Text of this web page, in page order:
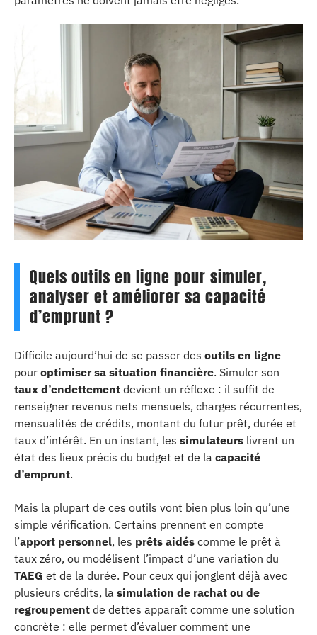
Quels outils en ligne pour simuler,
analyser et améliorer sa capacité
d’emprunt ?
Difficile aujourd’hui de se passer des outils en ligne
pour optimiser sa situation financière. Simuler son
taux d’endettement devient un réflexe : il suffit de
renseigner revenus nets mensuels, charges récurrentes,
mensualités de crédits, montant du futur prêt, durée et
taux d’intérêt. En un instant, les simulateurs livrent un
état des lieux précis du budget et de la capacité
d’emprunt.
Mais la plupart de ces outils vont bien plus loin qu’une
simple vérification. Certains prennent en compte
l’apport personnel, les prêts aidés comme le prêt à
taux zéro, ou modélisent l’impact d’une variation du
TAEG et de la durée. Pour ceux qui jonglent déjà avec
plusieurs crédits, la simulation de rachat ou de
regroupement de dettes apparaît comme une solution
concrète : elle permet d’évaluer comment une